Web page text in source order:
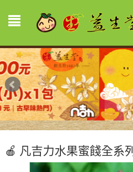
🍎 凡吉力水果蜜餞全系列